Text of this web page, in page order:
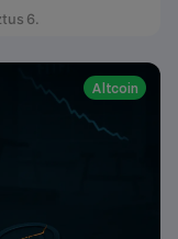
6.
Altcoin